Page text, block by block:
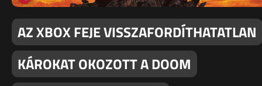
AZ XBOX FEJE VISSZAFORDÍTHATATLAN
KÁROKAT OKOZOTT A DOOM